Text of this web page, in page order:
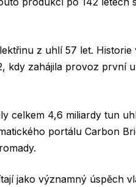
z uhlí 57 let.
kdy zahájila provoz první
celkem 4,6 miliardy tun
portálu Carbon
jako významný úspěch